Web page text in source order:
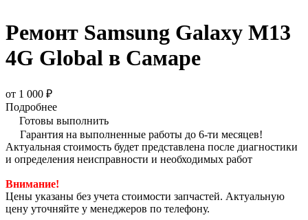
Ремонт Samsung Galaxy M13
4G Global в Самаре
от 1 000 ₽
Подробнее
Готовы выполнить
Гарантия на выполненные работы до 6-ти месяцев!
Актуальная стоимость будет представлена после диагностики
и определения неисправности и необходимых работ
Внимание!
Цены указаны без учета стоимости запчастей. Актуальную
цену уточняйте у менеджеров по телефону.